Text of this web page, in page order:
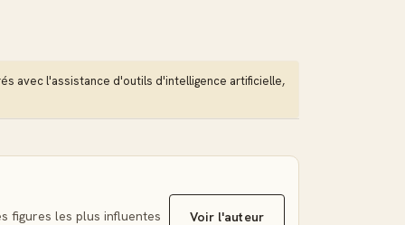
la foi protestante à travers des
suprême des Écritures, la
de théologie
avec l'assistance d'outils d'intelligence artificielle,
figures les plus influentes
Voir l'auteur